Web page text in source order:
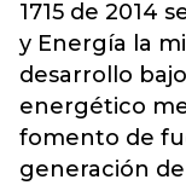
1715 de 2014
y Energía la
desarrollo
energético
fomento de
generación